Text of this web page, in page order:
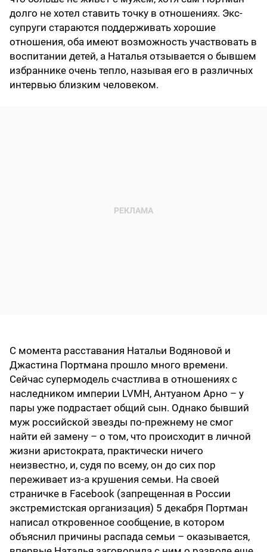
долго не хотел ставить точку в отношениях. Экс-
супруги стараются поддерживать хорошие
отношения, оба имеют возможность участвовать в
воспитании детей, а Наталья отзывается о бывшем
избраннике очень тепло, называя его в различных
интервью близким человеком.
С момента расставания Натальи Водяновой и
Джастина Портмана прошло много времени.
Сейчас супермодель счастлива в отношениях с
наследником империи LVMH, Антуаном Арно – у
пары уже подрастает общий сын. Однако бывший
муж российской звезды по-прежнему не смог
найти ей замену – о том, что происходит в личной
жизни аристократа, практически ничего
неизвестно, и, судя по всему, он до сих пор
переживает из-а крушения семьи. На своей
страничке в Facebook (запрещенная в России
экстремистская организация) 5 декабря Портман
написал откровенное сообщение, в котором
объяснил причины распада семьи – оказывается,